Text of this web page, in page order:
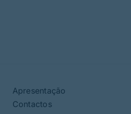
Apresentação
Contactos